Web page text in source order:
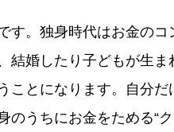
す。独身時代はお金のコ
結婚したり子どもが生ま
ことになります。自分だ
うちにお金をためる“ク